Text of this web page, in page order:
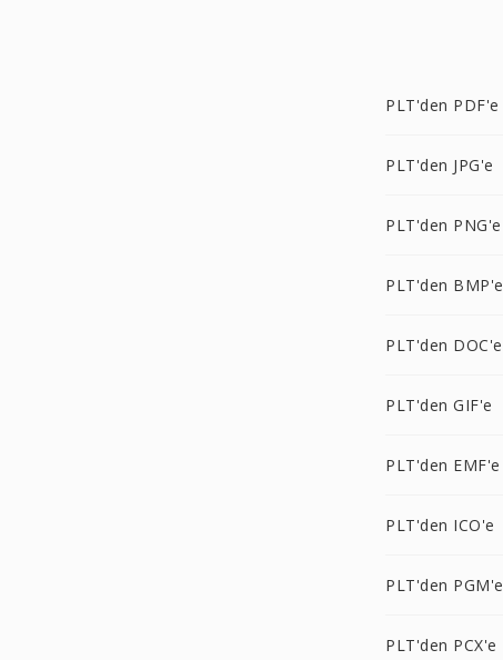
PLT'den PDF'e
PLT'den JPG'e
PLT'den PNG'e
PLT'den BMP'e
PLT'den DOC'e
PLT'den GIF'e
PLT'den EMF'e
PLT'den ICO'e
PLT'den PGM'e
PLT'den PCX'e